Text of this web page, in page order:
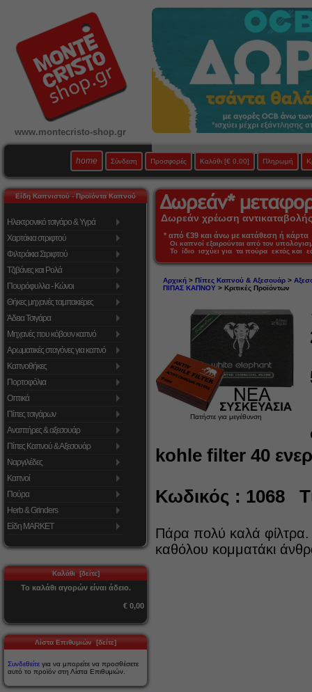
www.montecristo-shop.gr
home Σύνδεση Προσφορές Καλάθι [€ 0,00] Πληρωμή
Είδη Καπνιστού - Προϊόντα Καπνού
Ηλεκτρονικό τσιγάρο & Υγρά
Χαρτάκια στριφτού
Φιλτράκια Στριφτού
Τζιβάνες και Ρολά
Πουρόφυλλα - Κώνοι
Θήκες μηχανές ταμπακιέρες
Άδεια Τσιγάρα
Μηχανές που κόβουν καπνό
Αρωματικές σταγόνες για καπνό
Καπνοθήκες
Πορτοφόλια
Οπτικά
Πίπες τσιγάρων
Αναπτήρες & αξεσουάρ
Πίπες Καπνού & Αξεσουάρ
Ναργιλέδες
Καπνοί
Πούρα
Herb & Grinders
Είδη MARKET
Καλάθι [δείτε]
Το καλάθι αγορών είναι άδειο.
€ 0,00
Λίστα Επιθυμιών [δείτε]
Συνδεθείτε για να μπορείτε να προσθέσετε
αυτό το προϊόν στη Λίστα Επιθυμιών.
Δωρεάν χρέωση
* από €39 και άνω με κατάθεση ή
Οι καπνοί εξαιρούνται από τον
Το ίδιο ισχύει για τα πούρα εκτός και
Αρχική> Πίπες Καπνού & Αξεσουάρ>
ΠΙΠΑΣ ΚΑΠΝΟΥ > Κριτικές Προϊόντων
Πατήστε για μεγέθυνση
kohle filter 40
Κωδικός : 1068
Πάρα πολύ καλά φίλτρα.
καθόλου κομματάκι